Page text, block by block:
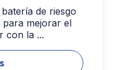
de riesgo
para mejorar el
con la ...